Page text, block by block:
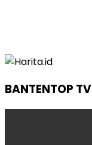
BANTENTOP TV